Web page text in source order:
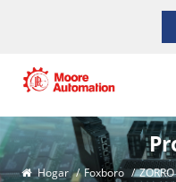
Hogar / Foxboro /